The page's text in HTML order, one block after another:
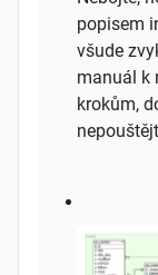
popisem
všude
manuál k
krokům,